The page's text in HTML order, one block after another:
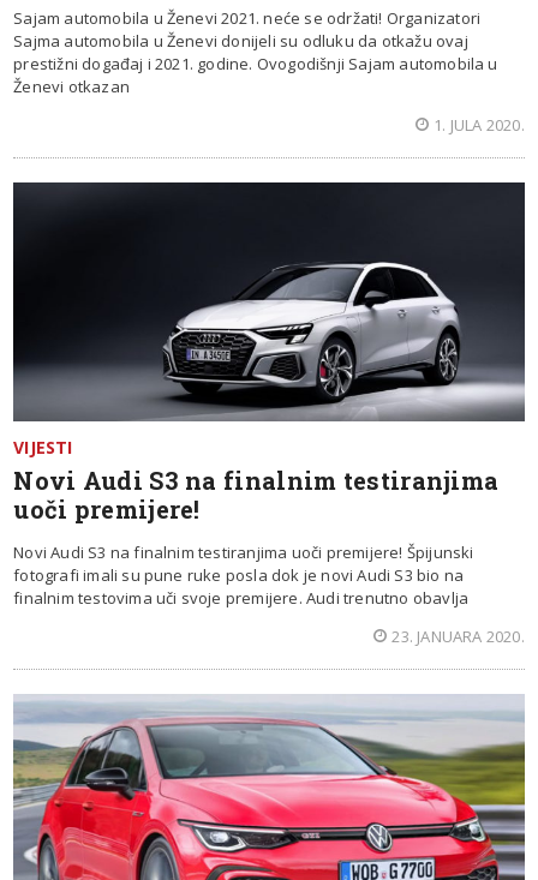
Sajam automobila u Ženevi 2021. neće se održati! Organizatori
Sajma automobila u Ženevi donijeli su odluku da otkažu ovaj
prestižni događaj i 2021. godine. Ovogodišnji Sajam automobila u
Ženevi otkazan
1. JULA 2020.
VIJESTI
Novi Audi S3 na finalnim testiranjima
uoči premijere!
Novi Audi S3 na finalnim testiranjima uoči premijere! Špijunski
fotografi imali su pune ruke posla dok je novi Audi S3 bio na
finalnim testovima uči svoje premijere. Audi trenutno obavlja
23. JANUARA 2020.